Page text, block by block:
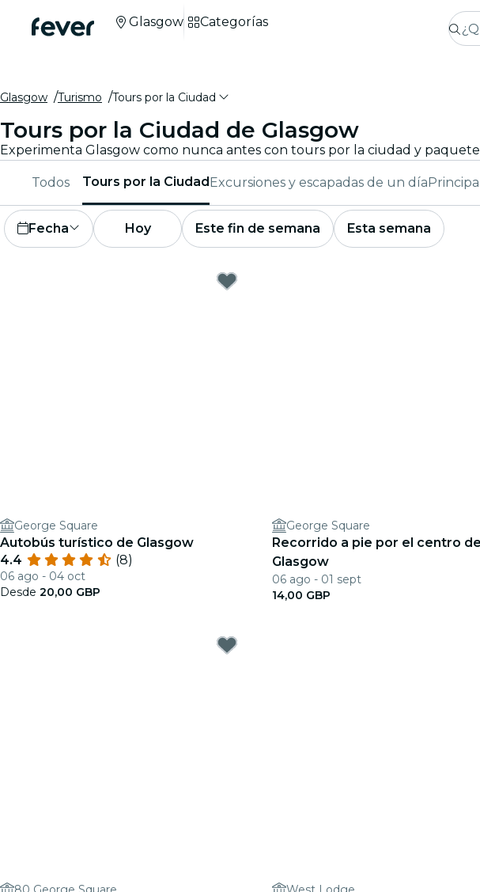
Glasgow Categorías
Glasgow Turismo Tours por la Ciudad
Tours por la Ciudad de Glasgow
Todos Tours por la CiudadExcursiones y escapadas de un día
Fecha Hoy Este fin de semana Esta semana
George Square
Autobús turístico de Glasgow
4.4
(8)
06 ago - 04 oct
Desde 20,00 GBP
George Square
Recorrido a pie por el centro de
Glasgow
06 ago - 01 sept
14,00 GBP